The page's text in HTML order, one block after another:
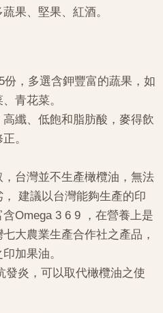
果、堅果、紅酒。
份，多選含鉀豐富的蔬果，如
青花菜。
纖、低飽和脂肪酸，麥得飲
。
台灣並不生產橄欖油，無法
建議以台灣能夠生產的印
Omega 3 6 9 ，在營養上是
大農業生產合作社之產品，
加果油。
發炎，可以取代橄欖油之使